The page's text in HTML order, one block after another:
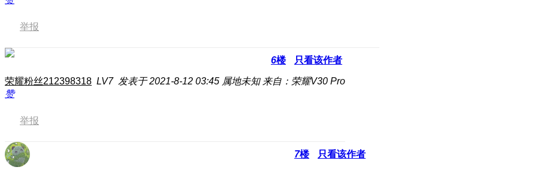
举报
6楼 只看该作者
荣耀粉丝212398318 LV7 发表于 2021-8-12 03:45 属地未知 来自：荣耀V30 Pro
赞
举报
7楼 只看该作者